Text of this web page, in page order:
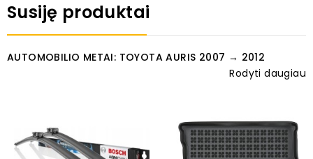
Susiję produktai
AUTOMOBILIO METAI: TOYOTA AURIS 2007 → 2012
Rodyti daugiau